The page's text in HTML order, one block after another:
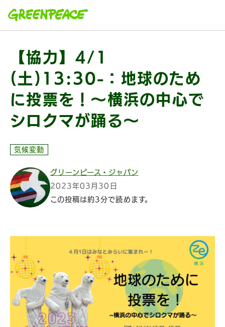
【協力】4/1
(土)13:30-：地球のため
に投票を！〜横浜の中心で
シロクマが踊る〜
気候変動
グリーンピース・ジャパン
2023年03月30日
この投稿は約3分で読めます。